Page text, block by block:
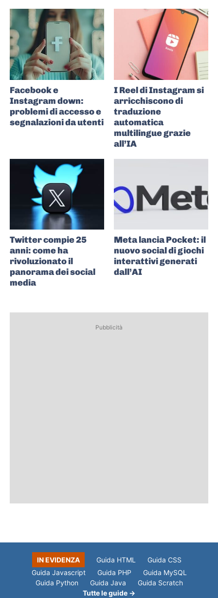
Facebook e
Instagram down:
problemi di accesso e
segnalazioni da utenti
I Reel di Instagram si
arricchiscono di
traduzione
automatica
multilingue grazie
all’IA
Twitter compie 25
anni: come ha
rivoluzionato il
panorama dei social
media
Meta lancia Pocket: il
nuovo social di giochi
interattivi generati
dall’AI
Pubblicità
IN EVIDENZA Guida HTML
Guida CSS
Guida Javascript
Guida PHP
Guida MySQL
Guida Python
Guida Java
Guida Scratch
Tutte le guide →